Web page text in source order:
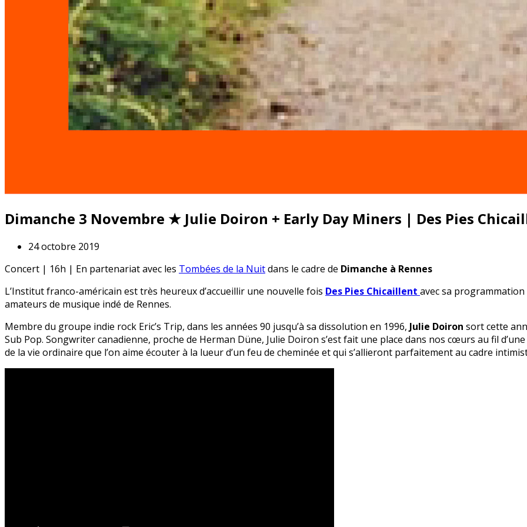
Dimanche 3 Novembre ★ Julie Doiron + Early Day Miners | Des Pies
24 octobre 2019
Concert | 16h | En partenariat avec les Tombées de la Nuitdans le cadre de Dimanche à Rennes
L’Institut franco-américain est très heureux d’accueillir une nouvelle fois Des Pies Chicaillent avec sa
amateurs de musique indé de Rennes.
Membre du groupe indie rock Eric’s Trip, dans les années 90 jusqu’à sa dissolution en 1996, Julie Doiron sort cette
Sub Pop. Songwriter canadienne, proche de Herman Düne, Julie Doiron s’est fait une place dans nos cœurs au fil
de la vie ordinaire que l’on aime écouter à la lueur d’un feu de cheminée et qui s’allieront parfaitement au cadre